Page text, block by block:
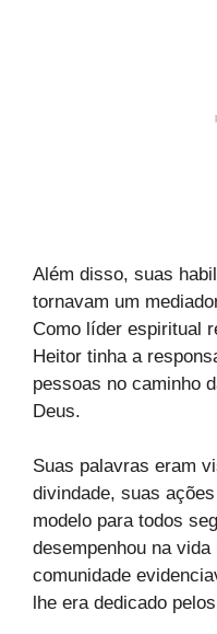
Além disso, suas
tornavam um
Como líder espiritual
Heitor tinha a
pessoas no caminho
Deus.
Suas palavras eram
divindade, suas
modelo para todos
desempenhou na
comunidade
lhe era dedicado